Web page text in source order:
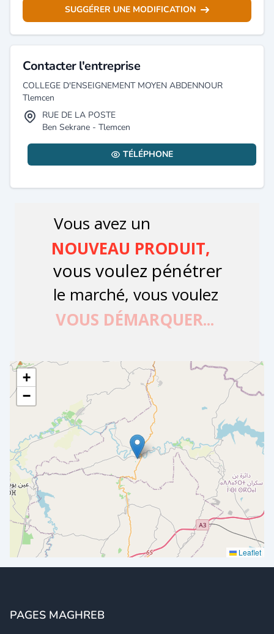
SUGGÉRER UNE MODIFICATION
Contacter l'entreprise
COLLEGE D'ENSEIGNEMENT MOYEN ABDENNOUR
Tlemcen
RUE DE LA POSTE
Ben Sekrane - Tlemcen
TÉLÉPHONE
+
−
Leaflet
PAGES MAGHREB